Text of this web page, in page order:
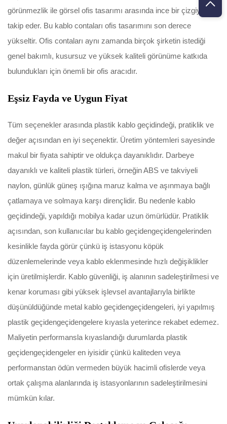
görünmezlik ile görsel ofis tasarımı arasında ince bir çizgiyi
takip eder. Bu kablo contaları ofis tasarımını son derece
yükseltir. Ofis contaları aynı zamanda birçok şirketin istediği
genel bakımlı, kusursuz ve yüksek kaliteli görünüme katkıda
bulundukları için önemli bir ofis aracıdır.
Eşsiz Fayda ve Uygun Fiyat
Tüm seçenekler arasında plastik kablo geçidindeği, pratiklik ve
değer açısından en iyi seçenektir. Üretim yöntemleri sayesinde
makul bir fiyata sahiptir ve oldukça dayanıklıdır. Darbeye
dayanıklı ve kaliteli plastik türleri, örneğin ABS ve takviyeli
naylon, günlük güneş ışığına maruz kalma ve aşınmaya bağlı
çatlamaya ve solmaya karşı dirençlidir. Bu nedenle kablo
geçidindeği, yapıldığı mobilya kadar uzun ömürlüdür. Pratiklik
açısından, son kullanıcılar bu kablo geçidengeçidengelerinden
kesinlikle fayda görür çünkü iş istasyonu köpük
düzenlemelerinde veya kablo eklenmesinde hızlı değişiklikler
için üretilmişlerdir. Kablo güvenliği, iş alanının sadeleştirilmesi ve
kenar koruması gibi yüksek işlevsel avantajlarıyla birlikte
düşünüldüğünde metal kablo geçidengeçidengeleri, iyi yapılmış
plastik geçidengeçidengelere kıyasla yeterince rekabet edemez.
Maliyetin performansla kıyaslandığı durumlarda plastik
geçidengeçidengeler en iyisidir çünkü kaliteden veya
performanstan ödün vermeden büyük hacimli ofislerde veya
ortak çalışma alanlarında iş istasyonlarının sadeleştirilmesini
mümkün kılar.